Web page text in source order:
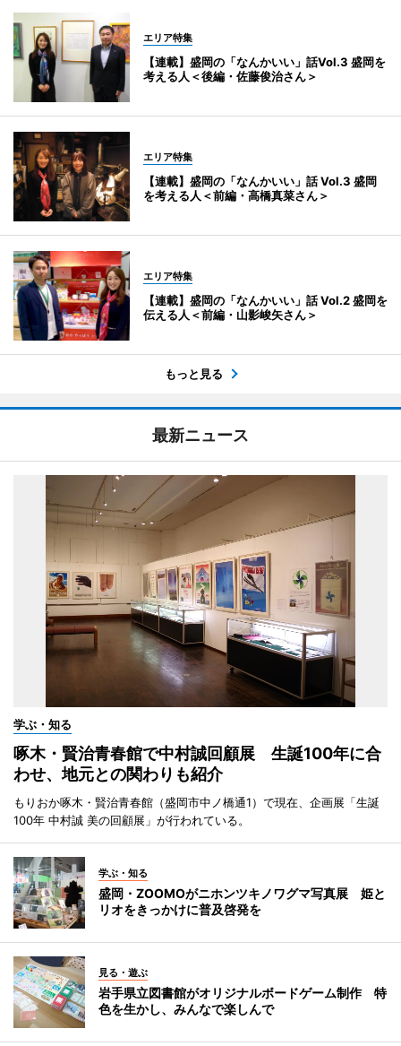
エリア特集
【連載】盛岡の「なんかいい」話Vol.3 盛岡を
考える人＜後編・佐藤俊治さん＞
エリア特集
【連載】盛岡の「なんかいい」話 Vol.3 盛岡
を考える人＜前編・高橋真菜さん＞
エリア特集
【連載】盛岡の「なんかいい」話 Vol.2 盛岡を
伝える人＜前編・山影峻矢さん＞
もっと見る
最新ニュース
学ぶ・知る
啄木・賢治青春館で中村誠回顧展 生誕100年に合
わせ、地元との関わりも紹介
もりおか啄木・賢治青春館（盛岡市中ノ橋通1）で現在、企画展「生誕
100年 中村誠 美の回顧展」が行われている。
学ぶ・知る
盛岡・ZOOMOがニホンツキノワグマ写真展 姫と
リオをきっかけに普及啓発を
見る・遊ぶ
岩手県立図書館がオリジナルボードゲーム制作 特
色を生かし、みんなで楽しんで